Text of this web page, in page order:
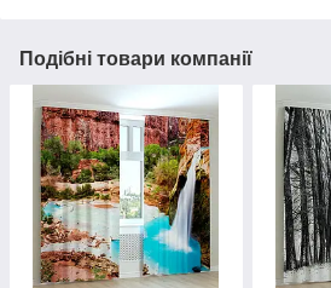
Подібні товари компанії